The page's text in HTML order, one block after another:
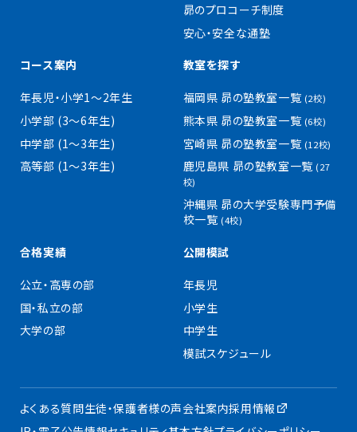
昴のプロコーチ制度
安心・安全な通塾
コース案内
年長児・小学1〜2年生
小学部 (3〜6年生)
中学部 (1〜3年生)
高等部 (1〜3年生)
教室を探す
福岡県 昴の塾教室一覧 (2校)
熊本県 昴の塾教室一覧 (6校)
宮崎県 昴の塾教室一覧 (12校)
鹿児島県 昴の塾教室一覧(27
校)
沖縄県 昴の大学受験専門予備
校一覧 (4校)
合格実績
公立・高専の部
国・私立の部
大学の部
公開模試
年長児
小学生
中学生
模試スケジュール
よくある質問生徒・保護者様の声会社案内採用情報